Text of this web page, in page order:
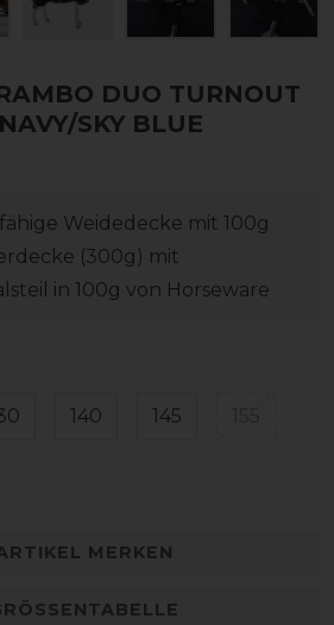
DUO TURNOUT
SKY BLUE
Weidedecke mit 100g
(300g) mit
in 100g von Horseware
140 145
MERKEN